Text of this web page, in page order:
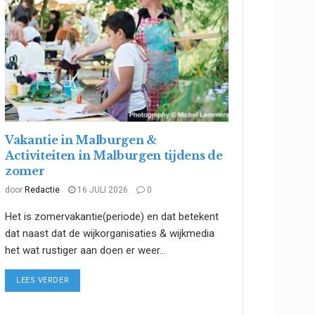
Vakantie in Malburgen &
Activiteiten in Malburgen tijdens de
zomer
door Redactie 16 JULI 2026 0
Het is zomervakantie(periode) en dat betekent
dat naast dat de wijkorganisaties & wijkmedia
het wat rustiger aan doen er weer...
LEES VERDER